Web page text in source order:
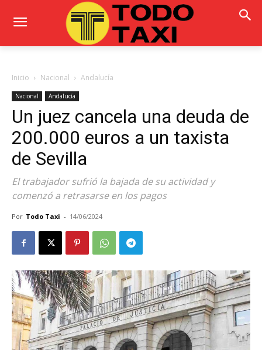
Inicio Nacional Andalucía
Nacional Andalucía
Un juez cancela una deuda de
200.000 euros a un taxista
de Sevilla
El trabajador sufrió la bajada de su actividad y
comenzó a retrasarse en los pagos
Por Todo Taxi - 14/06/2024